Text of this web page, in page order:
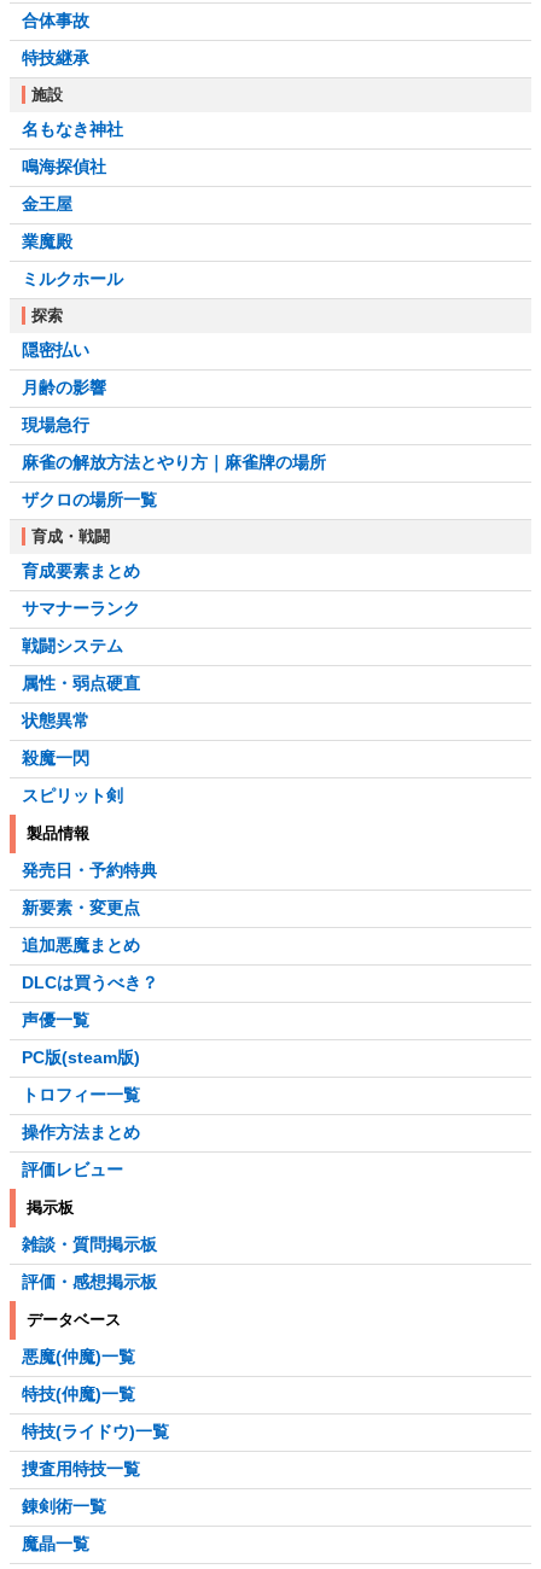
合体事故
特技継承
施設
名もなき神社
鳴海探偵社
金王屋
業魔殿
ミルクホール
探索
隠密払い
月齢の影響
現場急行
麻雀の解放方法とやり方｜麻雀牌の場所
ザクロの場所一覧
育成・戦闘
育成要素まとめ
サマナーランク
戦闘システム
属性・弱点硬直
状態異常
殺魔一閃
スピリット剣
製品情報
発売日・予約特典
新要素・変更点
追加悪魔まとめ
DLCは買うべき？
声優一覧
PC版(steam版)
トロフィー一覧
操作方法まとめ
評価レビュー
掲示板
雑談・質問掲示板
評価・感想掲示板
データベース
悪魔(仲魔)一覧
特技(仲魔)一覧
特技(ライドウ)一覧
捜査用特技一覧
錬剣術一覧
魔晶一覧